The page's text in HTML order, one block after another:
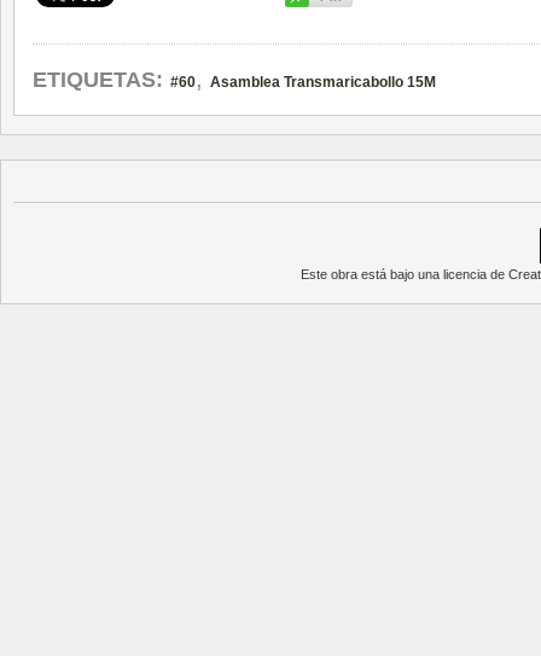
ETIQUETAS: #60, Asamblea Transmaricabollo 15M
Este obra está bajo unalicencia de